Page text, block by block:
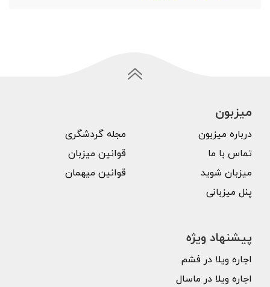
میزبون
درباره میزبون
تماس با ما
میزبان شوید
پنل میزبانی
مجله گردشگری
قوانین میزبان
قوانین میهمان
پیشنهاد ویژه
اجاره ویلا در فشم
اجاره ویلا در ماسال